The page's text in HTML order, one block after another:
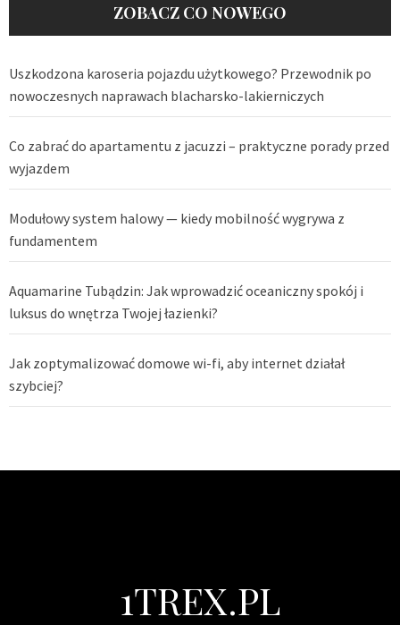
ZOBACZ CO NOWEGO
Uszkodzona karoseria pojazdu użytkowego? Przewodnik po
nowoczesnych naprawach blacharsko-lakierniczych
Co zabrać do apartamentu z jacuzzi – praktyczne porady przed
wyjazdem
Modułowy system halowy — kiedy mobilność wygrywa z
fundamentem
Aquamarine Tubądzin: Jak wprowadzić oceaniczny spokój i
luksus do wnętrza Twojej łazienki?
Jak zoptymalizować domowe wi-fi, aby internet działał
szybciej?
1TREX.PL